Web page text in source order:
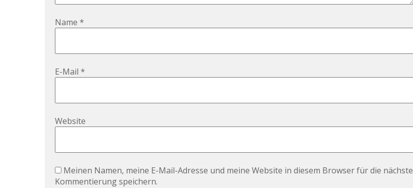
Name *
E-Mail *
Website
Meinen Namen, meine E-Mail-Adresse und meine Website in diesem Browser für die nächste
Kommentierung speichern.